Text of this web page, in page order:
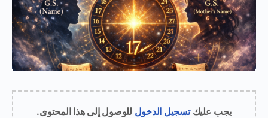
يجب عليكتسجيل الدخول للوصول إلى هذا المحتوى.